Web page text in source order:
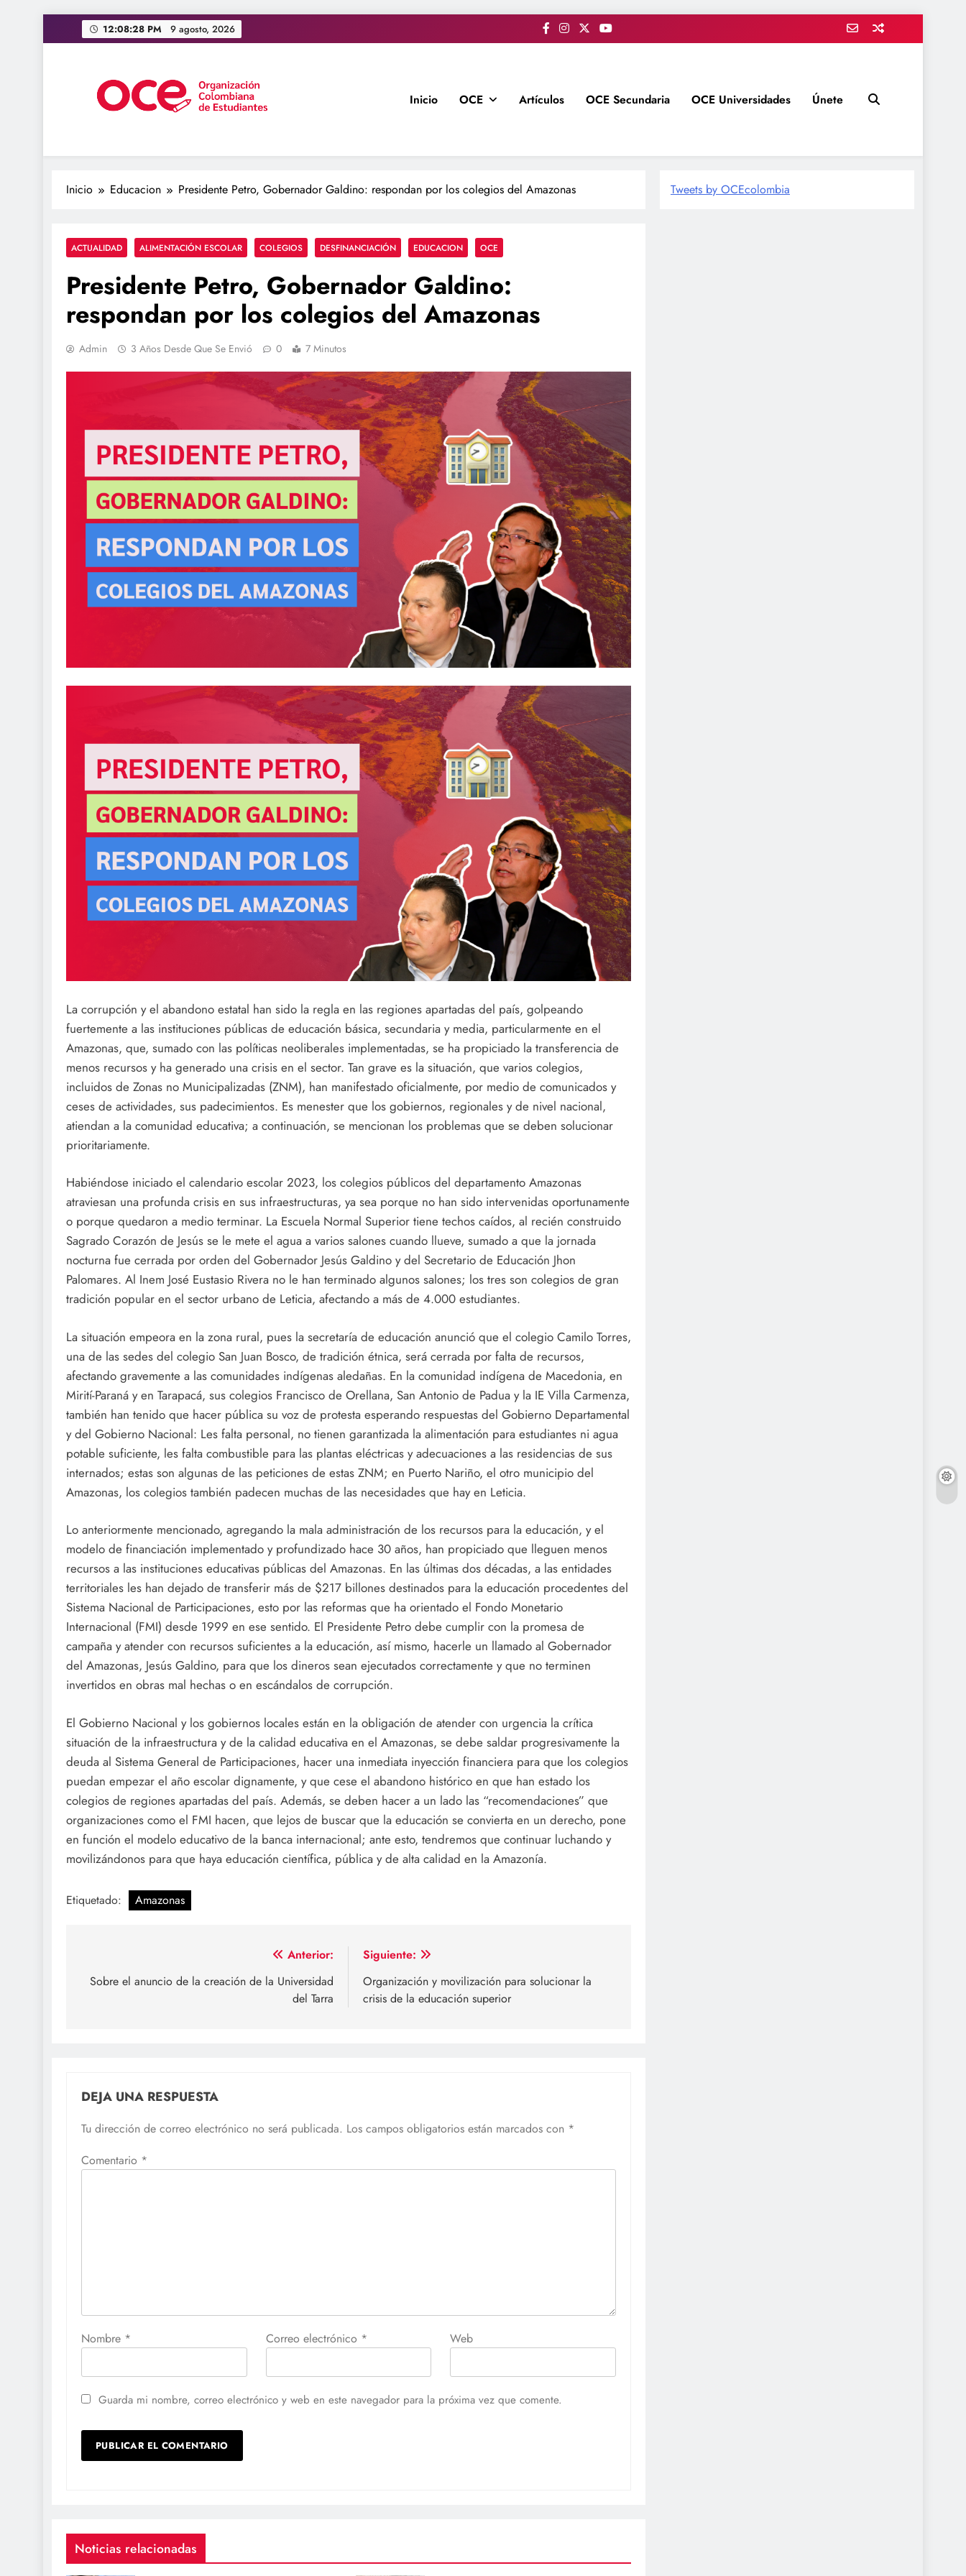
al
12:08:29 PM 9 agosto, 2026
OCE Colombia
Inicio OCE Artículos OCE Secundaria OCE Universidades Únete
Inicio Educacion Presidente Petro, Gobernador Galdino: respondan por los colegios del Amazonas
ACTUALIDAD ALIMENTACIÓN ESCOLAR COLEGIOS DESFINANCIACIÓN EDUCACION OCE
Presidente Petro, Gobernador Galdino:
respondan por los colegios del Amazonas
Admin 3 Años Desde Que Se Envió 0 7 Minutos
La corrupción y el abandono estatal han sido la regla en las regiones apartadas del país, golpeando
fuertemente a las instituciones públicas de educación básica, secundaria y media, particularmente en el
Amazonas, que, sumado con las políticas neoliberales implementadas, se ha propiciado la transferencia de
menos recursos y ha generado una crisis en el sector. Tan grave es la situación, que varios colegios,
incluidos de Zonas no Municipalizadas (ZNM), han manifestado oficialmente, por medio de comunicados y
ceses de actividades, sus padecimientos. Es menester que los gobiernos, regionales y de nivel nacional,
atiendan a la comunidad educativa; a continuación, se mencionan los problemas que se deben solucionar
prioritariamente.
Habiéndose iniciado el calendario escolar 2023, los colegios públicos del departamento Amazonas
atraviesan una profunda crisis en sus infraestructuras, ya sea porque no han sido intervenidas oportunamente
o porque quedaron a medio terminar. La Escuela Normal Superior tiene techos caídos, al recién construido
Sagrado Corazón de Jesús se le mete el agua a varios salones cuando llueve, sumado a que la jornada
nocturna fue cerrada por orden del Gobernador Jesús Galdino y del Secretario de Educación Jhon
Palomares. Al Inem José Eustasio Rivera no le han terminado algunos salones; los tres son colegios de gran
tradición popular en el sector urbano de Leticia, afectando a más de 4.000 estudiantes.
La situación empeora en la zona rural, pues la secretaría de educación anunció que el colegio Camilo Torres,
una de las sedes del colegio San Juan Bosco, de tradición étnica, será cerrada por falta de recursos,
afectando gravemente a las comunidades indígenas aledañas. En la comunidad indígena de Macedonia, en
Mirití-Paraná y en Tarapacá, sus colegios Francisco de Orellana, San Antonio de Padua y la IE Villa Carmenza,
también han tenido que hacer pública su voz de protesta esperando respuestas del Gobierno Departamental
y del Gobierno Nacional: Les falta personal, no tienen garantizada la alimentación para estudiantes ni agua
potable suficiente, les falta combustible para las plantas eléctricas y adecuaciones a las residencias de sus
internados; estas son algunas de las peticiones de estas ZNM; en Puerto Nariño, el otro municipio del
Amazonas, los colegios también padecen muchas de las necesidades que hay en Leticia.
Lo anteriormente mencionado, agregando la mala administración de los recursos para la educación, y el
modelo de financiación implementado y profundizado hace 30 años, han propiciado que lleguen menos
recursos a las instituciones educativas públicas del Amazonas. En las últimas dos décadas, a las entidades
territoriales les han dejado de transferir más de $217 billones destinados para la educación procedentes del
Sistema Nacional de Participaciones, esto por las reformas que ha orientado el Fondo Monetario
Internacional (FMI) desde 1999 en ese sentido. El Presidente Petro debe cumplir con la promesa de
campaña y atender con recursos suficientes a la educación, así mismo, hacerle un llamado al Gobernador
del Amazonas, Jesús Galdino, para que los dineros sean ejecutados correctamente y que no terminen
invertidos en obras mal hechas o en escándalos de corrupción.
El Gobierno Nacional y los gobiernos locales están en la obligación de atender con urgencia la crítica
situación de la infraestructura y de la calidad educativa en el Amazonas, se debe saldar progresivamente la
deuda al Sistema General de Participaciones, hacer una inmediata inyección financiera para que los colegios
puedan empezar el año escolar dignamente, y que cese el abandono histórico en que han estado los
colegios de regiones apartadas del país. Además, se deben hacer a un lado las “recomendaciones” que
organizaciones como el FMI hacen, que lejos de buscar que la educación se convierta en un derecho, pone
en función el modelo educativo de la banca internacional; ante esto, tendremos que continuar luchando y
movilizándonos para que haya educación científica, pública y de alta calidad en la Amazonía.
Etiquetado: Amazonas
de
Anterior:
Sobre el anuncio de la creación de la Universidad
del Tarra
Siguiente:
Organización y movilización para solucionar la
crisis de la educación superior
DEJA UNA RESPUESTA
Tu dirección de correo electrónico no será publicada. Los campos obligatorios están marcados con *
Comentario *
Nombre * Correo electrónico * Web
Guarda mi nombre, correo electrónico y web en este navegador para la próxima vez que comente.
Noticias relacionadas
Tweets by OCEcolombia